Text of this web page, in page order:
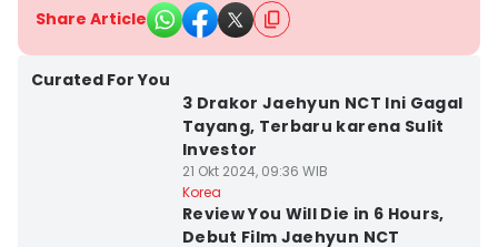
Share Article
Curated For You
3 Drakor Jaehyun NCT Ini Gagal
Tayang, Terbaru karena Sulit
Investor
21 Okt 2024, 09:36 WIB
Korea
Review You Will Die in 6 Hours,
Debut Film Jaehyun NCT